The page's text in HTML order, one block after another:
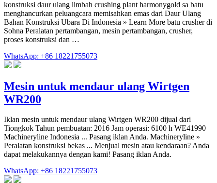
konstruksi daur ulang limbah crushing plant harmonygold sa batu
menghancurkan peluangcara memisahkan emas dari Daur Ulang
Bahan Konstruksi Ubara Di Indonesia » Learn More batu crusher di
Sohna Peralatan pertambangan, mesin pertambangan, crusher,
proses konstruksi dan …
WhatsApp: +86 18221755073
Mesin untuk mendaur ulang Wirtgen
WR200
Iklan mesin untuk mendaur ulang Wirtgen WR200 dijual dari
Tiongkok Tahun pembuatan: 2016 Jam operasi: 6100 h WE41990
Machineryline Indonesia ... Pasang iklan Anda. Machineryline »
Peralatan konstruksi bekas ... Menjual mesin atau kendaraan? Anda
dapat melakukannya dengan kami! Pasang iklan Anda.
WhatsApp: +86 18221755073